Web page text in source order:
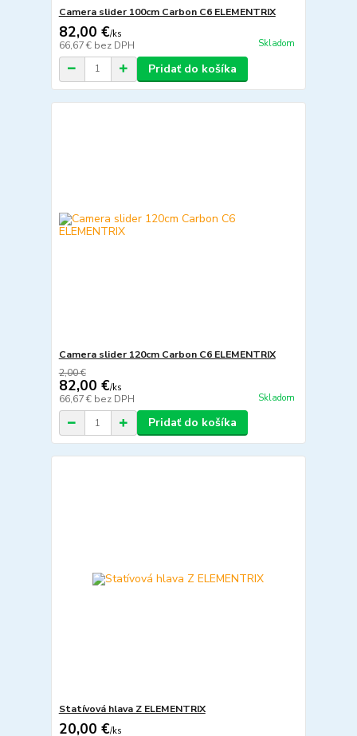
Camera slider 100cm Carbon C6 ELEMENTRIX
82,00 €/ks
66,67 € bez DPH Skladom
Pridať do košíka
Camera slider 120cm Carbon C6 ELEMENTRIX
2,00 €
82,00 €/ks
66,67 € bez DPH Skladom
Pridať do košíka
Statívová hlava Z ELEMENTRIX
20,00 €/ks